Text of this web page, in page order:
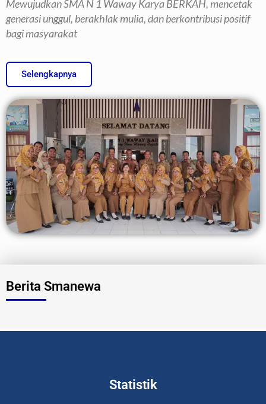
Mewujudkan SMA N 1 Waway Karya BERKAH, mencetak
generasi unggul, berakhlak mulia, dan berkontribusi positif
bagi masyarakat
Selengkapnya
Berita Smanewa
Statistik